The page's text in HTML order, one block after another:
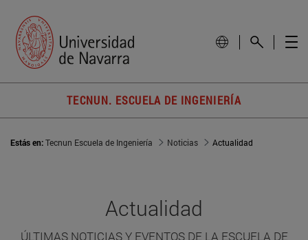
TECNUN. ESCUELA DE INGENIERÍA
Estás en:Tecnun Escuela de Ingeniería Noticias Actualidad
Actualidad
ÚLTIMAS NOTICIAS Y EVENTOS DE LA ESCUELA DE